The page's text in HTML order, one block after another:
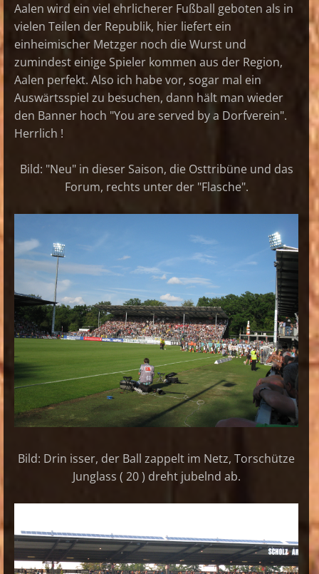
Aalen wird ein viel ehrlicherer Fußball geboten als in
vielen Teilen der Republik, hier liefert ein
einheimischer Metzger noch die Wurst und
zumindest einige Spieler kommen aus der Region,
Aalen perfekt. Also ich habe vor, sogar mal ein
Auswärtsspiel zu besuchen, dann hält man wieder
den Banner hoch "You are served by a Dorfverein".
Herrlich !
Bild: "Neu" in dieser Saison, die Osttribüne und das
Forum, rechts unter der "Flasche".
Bild: Drin isser, der Ball zappelt im Netz, Torschütze
Junglass ( 20 ) dreht jubelnd ab.